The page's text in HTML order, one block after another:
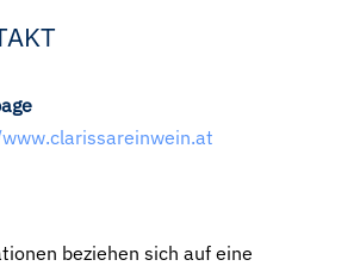
beziehen sich auf eine